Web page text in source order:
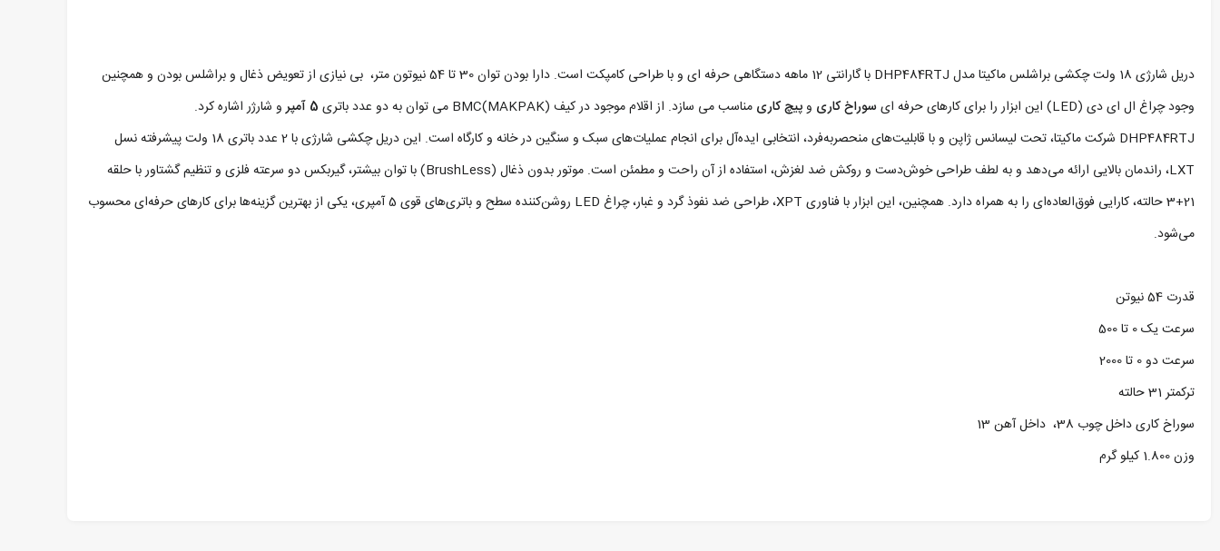
دریل شارژی 18 ولت چکشی براشلس ماکیتا مدل DHP484RTJ با گارانتی 12 ماهه دستگاهی حرفه ای و با طراحی کامپکت است. دارا بودن توان 30 تا 54 نیوتون متر، بی نیازی از تعویض ذغال و براشلس بودن و همچنین
وجود چراغ ال ای دی (LED) این ابزار را برای کارهای حرفه ای
سوراخ کاری و پیچ کاری مناسب می سازد. از اقلام موجود در کیف BMC(MAKPAK) می توان به دو عدد باتری 5 آمپر
و شارژر اشاره کرد.
DHP484RTJ شرکت ماکیتا، تحت لیسانس ژاپن و با قابلیت‌های منحصربه‌فرد، انتخابی ایده‌آل برای انجام عملیات‌های سبک و سنگین در خانه و کارگاه است. این دریل چکشی شارژی با 2 عدد باتری 18 ولت پیشرفته نسل
LXT، راندمان بالایی ارائه می‌دهد و به لطف طراحی خوش‌دست و روکش ضد لغزش، استفاده از آن راحت و مطمئن است. موتور بدون ذغال (BrushLess) با توان بیشتر، گیربکس دو سرعته فلزی و تنظیم گشتاور با حلقه
21+3 حالته، کارایی فوق‌العاده‌ای را به همراه دارد. همچنین، این ابزار با فناوری XPT، طراحی ضد نفوذ گرد و غبار، چراغ LED روشن‌کننده سطح و باتری‌های قوی 5 آمپری، یکی از بهترین گزینه‌ها برای کارهای حرفه‌ای محسوب
می‌شود.
قدرت 54 نیوتن
سرعت یک 0 تا 500
سرعت دو 0 تا 2000
ترکمتر 31 حالته
سوراخ کاری داخل چوب 38، داخل آهن 13
وزن 1.800 کیلو گرم